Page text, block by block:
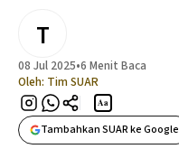
T
08 Jul 2025•6 Menit Baca
Oleh: Tim SUAR
Aa
Tambahkan SUAR ke Google